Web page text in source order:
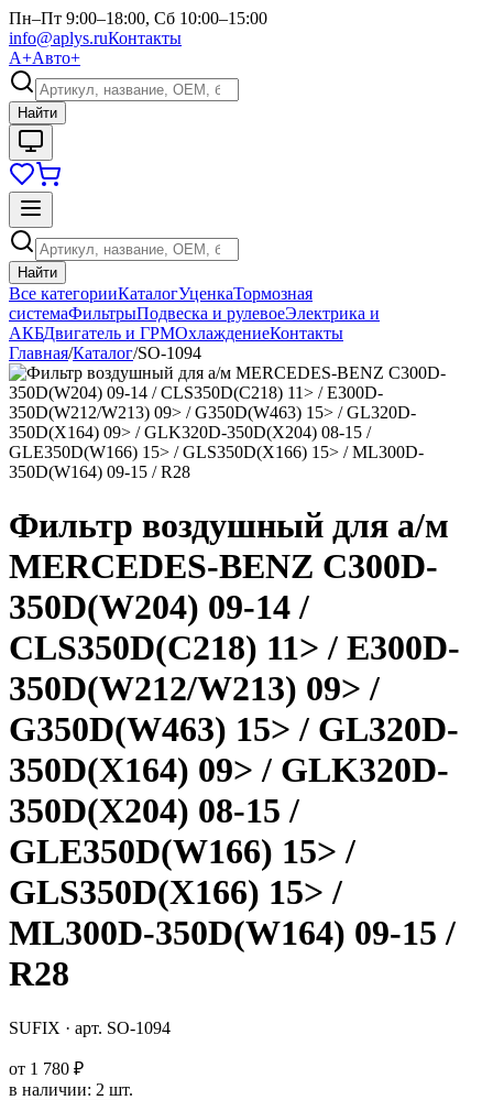
Пн–Пт 9:00–18:00, Сб 10:00–15:00
info@aplys.ruКонтакты
А+Авто+
Найти
Найти
Все категорииКаталогУценкаТормозная
системаФильтрыПодвеска и рулевоеЭлектрика и
АКБДвигатель и ГРМОхлаждениеКонтакты
Главная/Каталог/SO-1094
Фильтр воздушный для а/м
MERCEDES-BENZ C300D-
350D(W204) 09-14 /
CLS350D(C218) 11> / E300D-
350D(W212/W213) 09> /
G350D(W463) 15> / GL320D-
350D(X164) 09> / GLK320D-
350D(X204) 08-15 /
GLE350D(W166) 15> /
GLS350D(X166) 15> /
ML300D-350D(W164) 09-15 /
R28
SUFIX · арт. SO-1094
от 1 780 ₽
в наличии: 2 шт.